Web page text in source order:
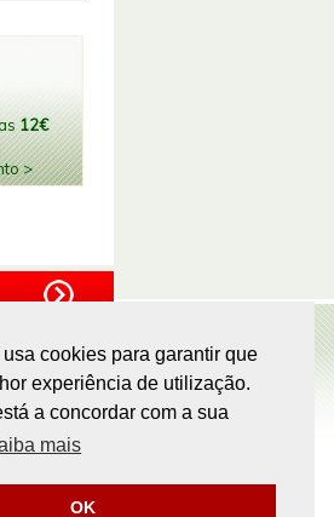
cookies para garantir que
experiência de utilização.
a concordar com a sua
mais
OK
12€
>
ONLINE